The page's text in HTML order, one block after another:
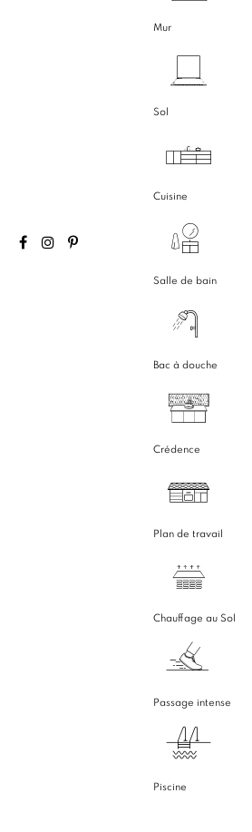
Mur
Sol
Cuisine
Salle de bain
Bac à douche
Crédence
Plan de travail
Chauffage au Sol
Passage intense
Piscine